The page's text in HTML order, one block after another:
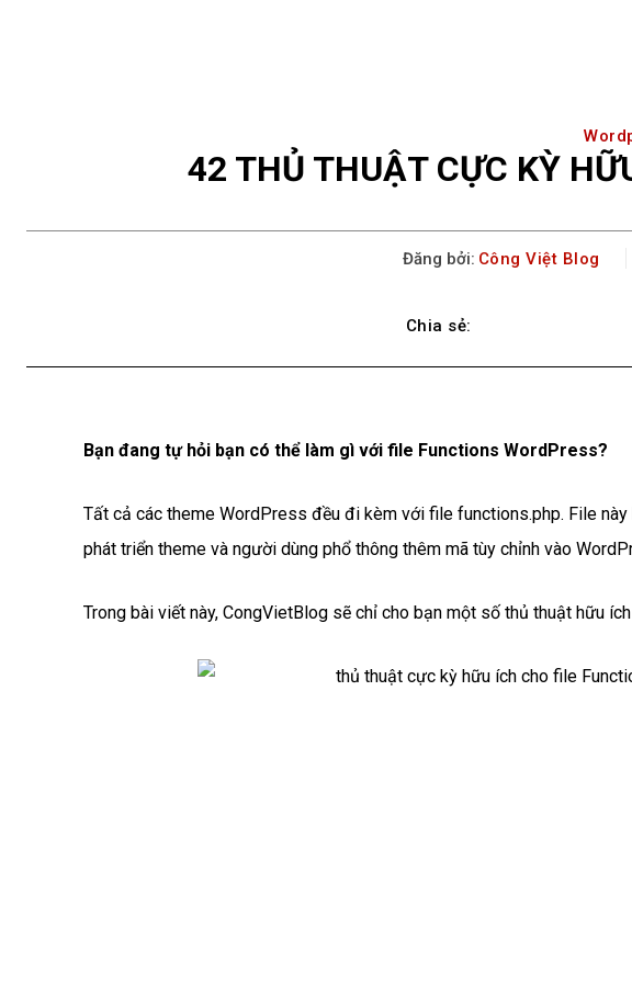
42 THỦ THUẬT CỰC KỲ
Đăng bởi: Công Việt Blog
Chia sẻ:
Bạn đang tự hỏi bạn có thể làm gì với file Functions WordPress?
Tất cả các theme WordPress đều đi kèm với file functions.php. File
phát triển theme và người dùng phổ thông thêm mã tùy chỉnh vào
Trong bài viết này, CongVietBlog sẽ chỉ cho bạn một số thủ thuật hữu